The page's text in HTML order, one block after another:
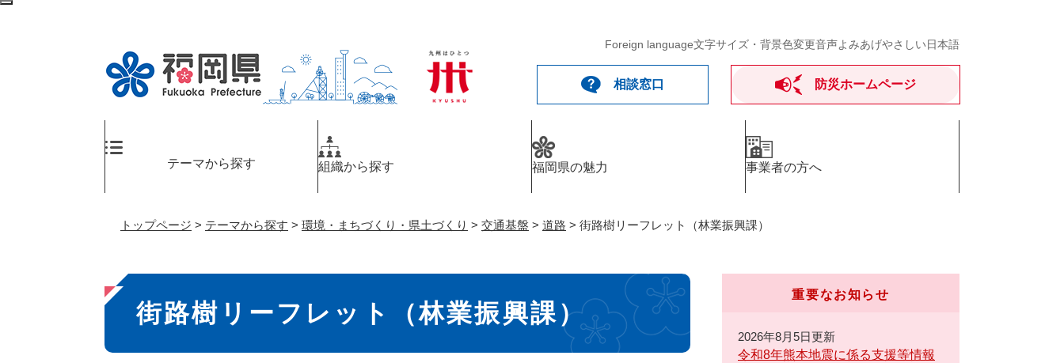
ペ
Foreign language文字サイズ・背景色変更音声よみあげやさしい日本語
相談窓口 防災ホームページ
テーマから探す 組織から探す 福岡県の魅力 事業者の方へ
トップページ > テーマから探す > 環境・まちづくり・県土づくり > 交通基盤 > 道路 > 街路樹リーフレット（林業振興課）
本
文
街路樹リーフレット（林業振興課）
重要なお知らせ
2026年8月5日更新
令和8年熊本地震に係る支援等情報